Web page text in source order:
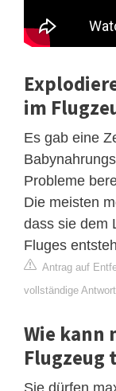
im
Es gab eine
Probleme
Die meisten
dass sie dem
Fluges
Antrag auf
vollständige
Wie kann
Flugzeug
Sie dürfen